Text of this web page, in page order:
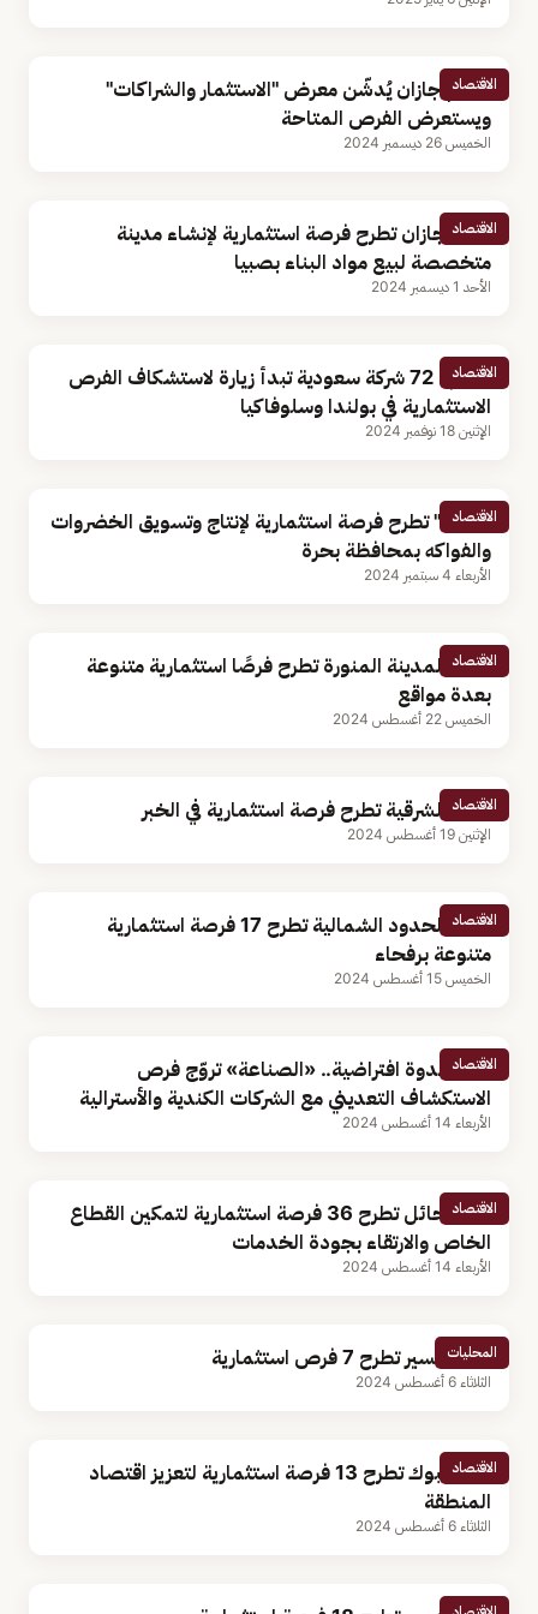
الاقتصاد
تعليم جازان يُدشّن معرض "الاستثمار والشراكات"
ويستعرض الفرص المتاحة
الخميس 26 ديسمبر 2024
الاقتصاد
أمانة جازان تطرح فرصة استثمارية لإنشاء مدينة
متخصصة لبيع مواد البناء بصبيا
الأحد 1 ديسمبر 2024
الاقتصاد
اليوم.. 72 شركة سعودية تبدأ زيارة لاستشكاف الفرص
الاستثمارية في بولندا وسلوفاكيا
الإثنين 18 نوفمبر 2024
الاقتصاد
"البيئة" تطرح فرصة استثمارية لإنتاج وتسويق الخضروات
والفواكه بمحافظة بحرة
الأربعاء 4 سبتمبر 2024
الاقتصاد
غرفة المدينة المنورة تطرح فرصًا استثمارية متنوعة
بعدة مواقع
الخميس 22 أغسطس 2024
الاقتصاد
أمانة الشرقية تطرح فرصة استثمارية في الخبر
الإثنين 19 أغسطس 2024
الاقتصاد
أمانة الحدود الشمالية تطرح 17 فرصة استثمارية
متنوعة برفحاء
الخميس 15 أغسطس 2024
الاقتصاد
خلال ندوة افتراضية.. «الصناعة» تروّج فرص
الاستكشاف التعديني مع الشركات الكندية والأسترالية
الأربعاء 14 أغسطس 2024
الاقتصاد
أمانة حائل تطرح 36 فرصة استثمارية لتمكين القطاع
الخاص والارتقاء بجودة الخدمات
الأربعاء 14 أغسطس 2024
المحليات
أمانة عسير تطرح 7 فرص استثمارية
الثلاثاء 6 أغسطس 2024
الاقتصاد
أمانة تبوك تطرح 13 فرصة استثمارية لتعزيز اقتصاد
المنطقة
الثلاثاء 6 أغسطس 2024